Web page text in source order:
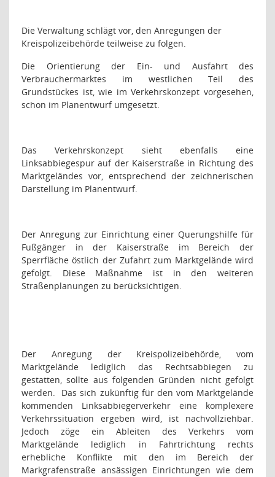
Die Verwaltung schlägt vor, den Anregungen der
Kreispolizeibehörde teilweise zu folgen.
Die Orientierung der Ein- und Ausfahrt des
Verbrauchermarktes im westlichen Teil des
Grundstückes ist, wie im Verkehrskonzept vorgesehen,
schon im Planentwurf umgesetzt.
Das Verkehrskonzept sieht ebenfalls eine
Linksabbiegespur auf der Kaiserstraße in Richtung des
Marktgeländes vor, entsprechend der zeichnerischen
Darstellung im Planentwurf.
Der Anregung zur Einrichtung einer Querungshilfe für
Fußgänger in der Kaiserstraße im Bereich der
Sperrfläche östlich der Zufahrt zum Marktgelände wird
gefolgt. Diese Maßnahme ist in den weiteren
Straßenplanungen zu berücksichtigen.
Der Anregung der Kreispolizeibehörde, vom
Marktgelände lediglich das Rechtsabbiegen zu
gestatten, sollte aus folgenden Gründen nicht gefolgt
werden.
Das sich zukünftig für den vom Marktgelände
kommenden Linksabbiegerverkehr eine komplexere
Verkehrssituation ergeben wird, ist nachvollziehbar.
Jedoch zöge ein Ableiten des Verkehrs vom
Marktgelände lediglich in Fahrtrichtung rechts
erhebliche Konflikte mit den im Bereich der
Markgrafenstraße ansässigen Einrichtungen wie dem